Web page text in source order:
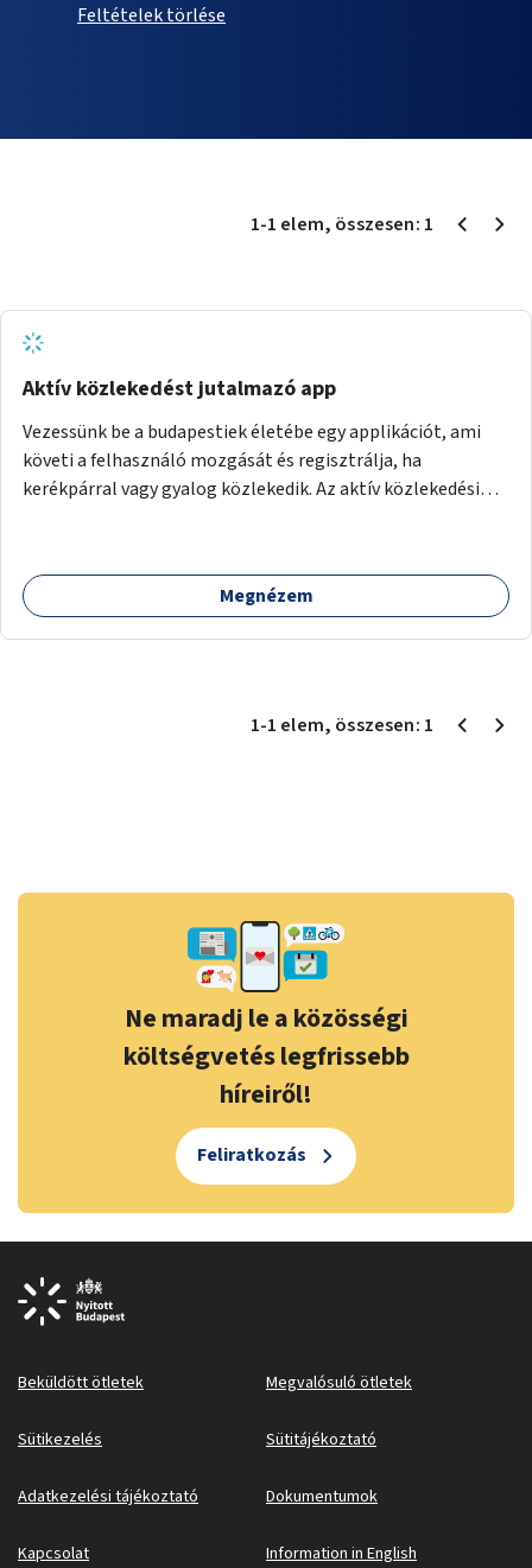
Feltételek törlése
1-1 elem, összesen: 1
Aktív közlekedést jutalmazó app
Vezessünk be a budapestiek életébe egy applikációt, ami
követi a felhasználó mozgását és regisztrálja, ha
kerékpárral vagy gyalog közlekedik. Az aktív közlekedési
felhasználó.
Megnézem
1-1 elem, összesen: 1
Ne maradj le a közösségi
költségvetés legfrissebb
híreiről!
Feliratkozás
Beküldött ötletek Megvalósuló ötletek
Sütikezelés Sütitájékoztató
Adatkezelési tájékoztató Dokumentumok
Kapcsolat Information in English